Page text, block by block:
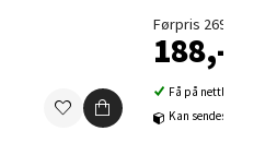
Førpris 269,-
188,-
Få på nettlager
Kan sendes til
6, 1400 Ski